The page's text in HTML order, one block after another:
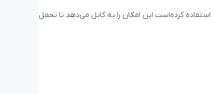
کرده‌است این امکان را به کابل می‌دهد تا تحمل